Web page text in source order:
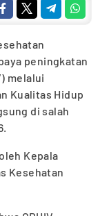
peningkatan
melalui
Kualitas Hidup
di salah
Kepala
Kesehatan